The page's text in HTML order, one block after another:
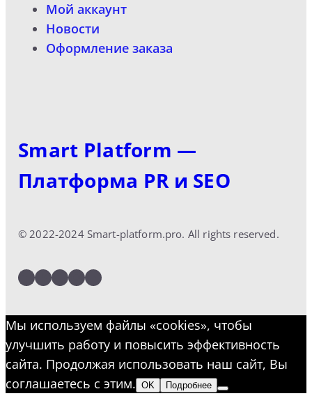
Мой аккаунт
Новости
Оформление заказа
Smart Platform —
Платформа PR и SEO
© 2022-2024 Smart-platform.pro. All rights reserved.
LinkedIn
Facebook
Twitter
Instagram
YouTube
Мы используем файлы «cookies», чтобы
улучшить работу и повысить эффективность
сайта. Продолжая использовать наш сайт, Вы
соглашаетесь с этим. OK Подробнее